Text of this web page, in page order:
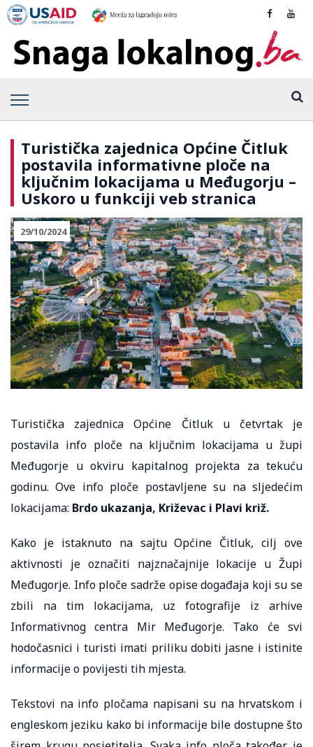
Turistička zajednica Općine Čitluk
postavila informativne ploče na
ključnim lokacijama u Međugorju –
Uskoro u funkciji veb stranica
29/10/2024
Turistička zajednica Općine Čitluk u četvrtak je
postavila info ploče na ključnim lokacijama u župi
Međugorje u okviru kapitalnog projekta za tekuću
godinu. Ove info ploče postavljene su na sljedećim
lokacijama: Brdo ukazanja, Križevac i Plavi križ.
Kako je istaknuto na sajtu Općine Čitluk, cilj ove
aktivnosti je označiti najznačajnije lokacije u Župi
Međugorje. Info ploče sadrže opise događaja koji su se
zbili na tim lokacijama, uz fotografije iz arhive
Informativnog centra Mir Međugorje. Tako će svi
hodočasnici i turisti imati priliku dobiti jasne i istinite
informacije o povijesti tih mjesta.
Tekstovi na info pločama napisani su na hrvatskom i
engleskom jeziku kako bi informacije bile dostupne što